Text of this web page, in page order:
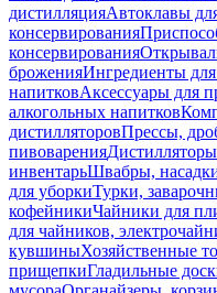
дистилляцияАвтоклавы
консервирования
консервирования
броженияИнгредиенты
напитковАксессуары для
алкогольных напитков
дистилляторовПрессы,
пивоварения
инвентарьШвабры,
для уборкиТурки,
кофейникиЧайники для
для чайников,
кувшиныХозяйственные
прищепкиГладильные